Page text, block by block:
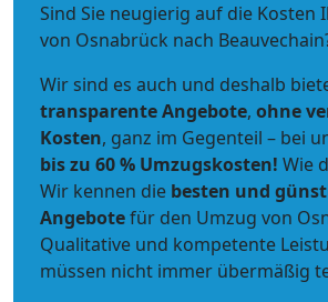
Sind Sie neugierig auf die Kosten
von Osnabrück nach
Wir sind es auch und deshalb
transparente Angebote, ohne
Kosten, ganz im Gegenteil – bei
bis zu 60 % Umzugskosten! Wie
Wir kennen die besten und
Angebotefür den Umzug von
Qualitative und kompetente
müssen nicht immer übermäßig